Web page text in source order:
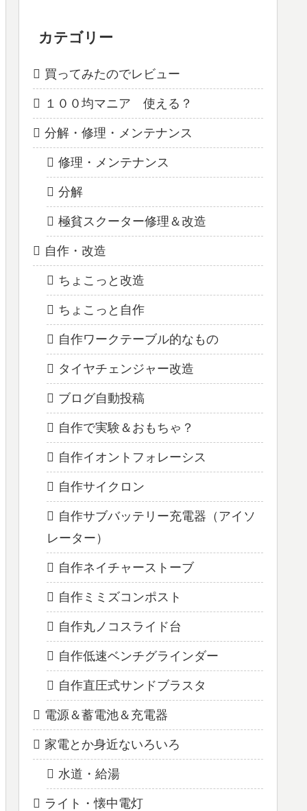
カテゴリー
買ってみたのでレビュー
１００均マニア 使える？
分解・修理・メンテナンス
修理・メンテナンス
分解
極貧スクーター修理＆改造
自作・改造
ちょこっと改造
ちょこっと自作
自作ワークテーブル的なもの
タイヤチェンジャー改造
ブログ自動投稿
自作で実験＆おもちゃ？
自作イオントフォレーシス
自作サイクロン
自作サブバッテリー充電器（アイソ
レーター）
自作ネイチャーストーブ
自作ミミズコンポスト
自作丸ノコスライド台
自作低速ベンチグラインダー
自作直圧式サンドブラスタ
電源＆蓄電池＆充電器
家電とか身近ないろいろ
水道・給湯
ライト・懐中電灯